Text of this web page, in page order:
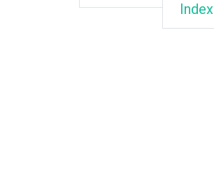
Index